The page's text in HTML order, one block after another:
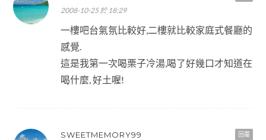
2008-10-25 於 18:29
一樓吧台氣氛比較好,二樓就比較家庭式餐廳的
感覺.
這是我第一次喝栗子冷湯,喝了好幾口才知道在
喝什麼, 好土喔!
回覆
SWEETMEMORY99